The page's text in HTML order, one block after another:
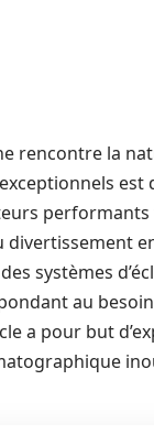
rencontre la
est
systèmes
au
a pour but